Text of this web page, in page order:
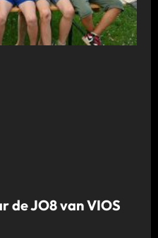
de JO8 van VIOS